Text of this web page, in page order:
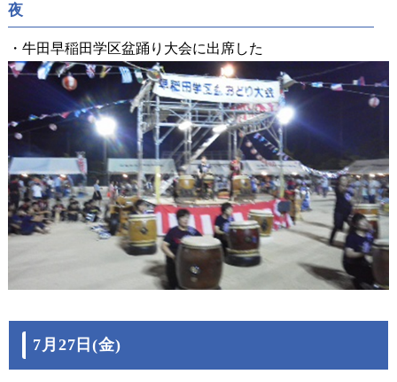
夜
・牛田早稲田学区盆踊り大会に出席した
7月27日(金)